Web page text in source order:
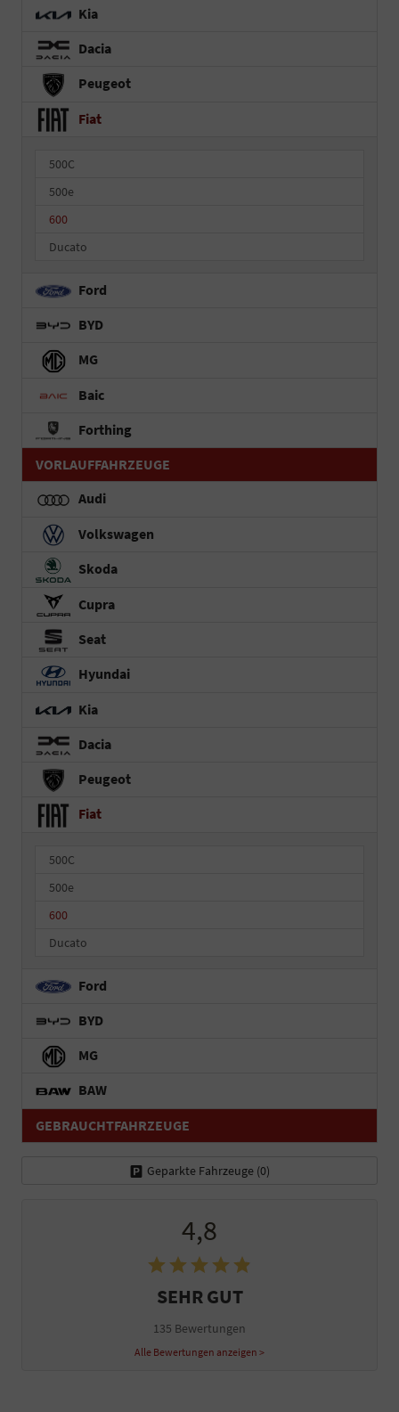
Kia
Dacia
Peugeot
Fiat
500C
500e
600
Ducato
Ford
BYD
MG
Baic
Forthing
VORLAUFFAHRZEUGE
Audi
Volkswagen
Skoda
Cupra
Seat
Hyundai
Kia
Dacia
Peugeot
Fiat
500C
500e
600
Ducato
Ford
BYD
MG
BAW
GEBRAUCHTFAHRZEUGE
Geparkte Fahrzeuge (0)
4,8
SEHR GUT
135 Bewertungen
Alle Bewertungen anzeigen >